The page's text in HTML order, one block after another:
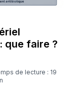
que faire ?